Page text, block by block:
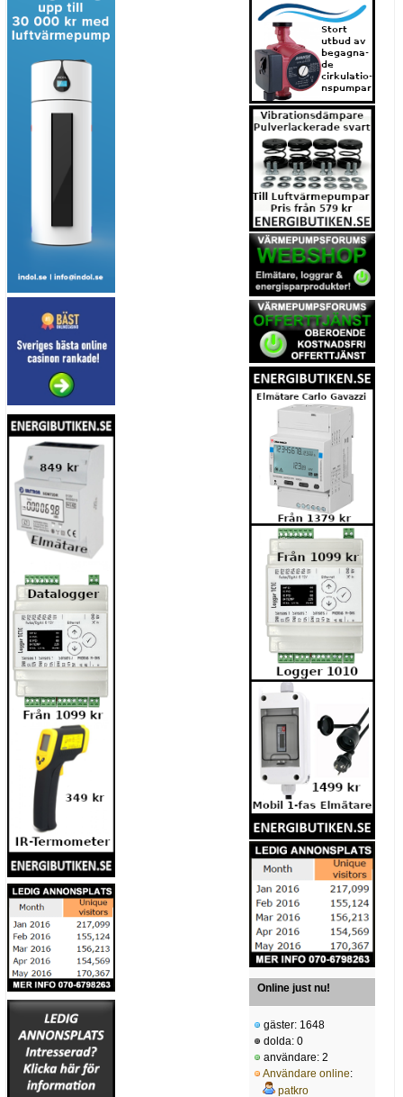
Online just nu!
gäster: 1648
dolda: 0
användare: 2
Användare online:
patkro